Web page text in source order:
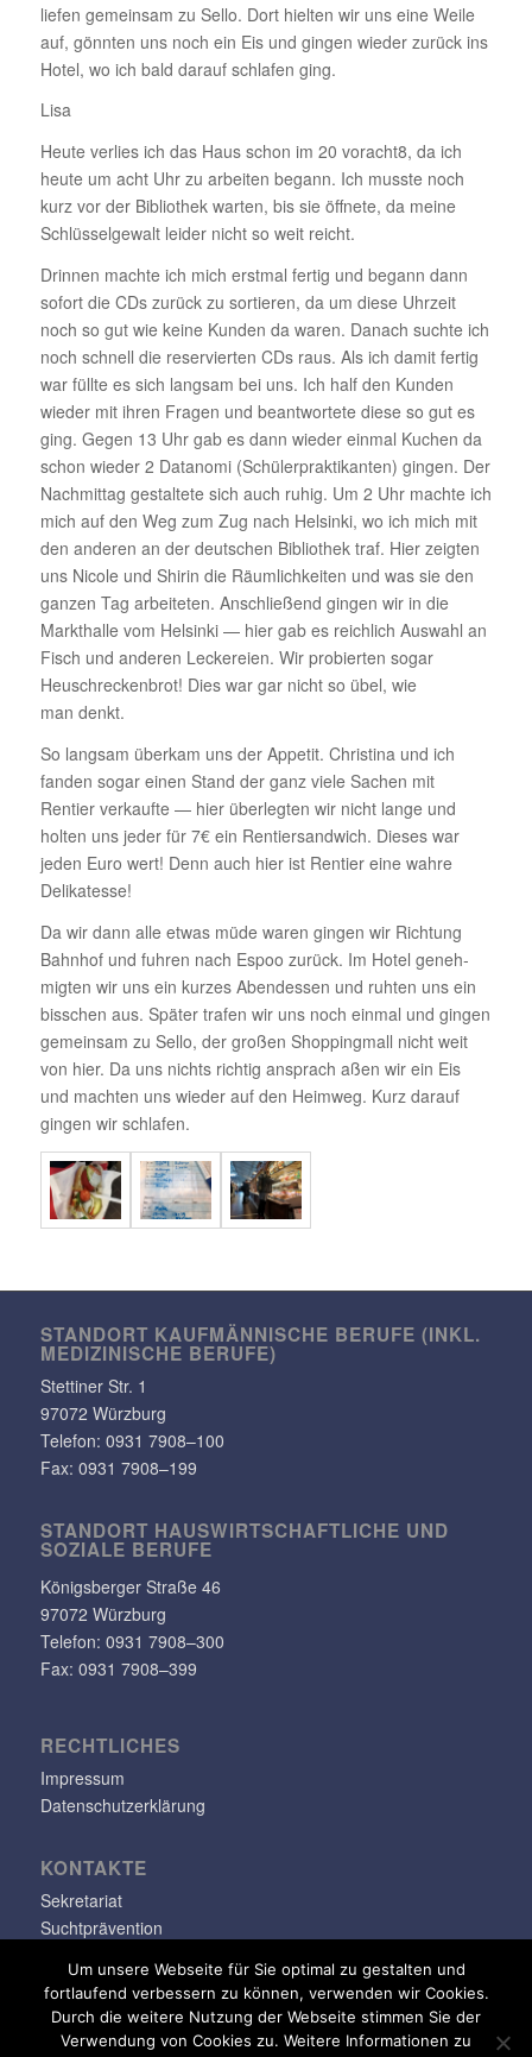
liefen gemeinsam zu Sello. Dort hielten wir uns eine Weile
auf, gönnten uns noch ein Eis und gingen wieder zurück ins
Hotel, wo ich bald darauf schlafen ging.
Lisa
Heute verlies ich das Haus schon im 20 voracht8, da ich
heute um acht Uhr zu arbeiten begann. Ich musste noch
kurz vor der Biblio­thek warten, bis sie öffnete, da meine
Schlüs­sel­ge­walt leider nicht so weit reicht.
Drinnen machte ich mich erstmal fertig und begann dann
sofort die CDs zurück zu sortieren, da um diese Uhrzeit
noch so gut wie keine Kunden da waren. Danach suchte ich
noch schnell die reser­vierten CDs raus. Als ich damit fertig
war füllte es sich langsam bei uns. Ich half den Kunden
wieder mit ihren Fragen und beant­wor­tete diese so gut es
ging. Gegen 13 Uhr gab es dann wieder einmal Kuchen da
schon wieder 2 Datanomi (Schü­ler­prak­ti­kanten) gingen. Der
Nach­mittag gestal­tete sich auch ruhig. Um 2 Uhr machte ich
mich auf den Weg zum Zug nach Helsinki, wo ich mich mit
den anderen an der deut­schen Biblio­thek traf. Hier zeigten
uns Nicole und Shirin die Räum­lich­keiten und was sie den
ganzen Tag arbei­teten. Anschlie­ßend gingen wir in die
Markt­halle vom Helsinki — hier gab es reich­lich Auswahl an
Fisch und anderen Lecke­reien. Wir probierten sogar
Heuschre­cken­brot! Dies war gar nicht so übel, wie
man denkt.
So langsam überkam uns der Appetit. Chris­tina und ich
fanden sogar einen Stand der ganz viele Sachen mit
Rentier verkaufte — hier über­legten wir nicht lange und
holten uns jeder für 7€ ein Rentier­sand­wich. Dieses war
jeden Euro wert! Denn auch hier ist Rentier eine wahre
Delikatesse!
Da wir dann alle etwas müde waren gingen wir Rich­tung
Bahnhof und fuhren nach Espoo zurück. Im Hotel geneh­
migten wir uns ein kurzes Abend­essen und ruhten uns ein
biss­chen aus. Später trafen wir uns noch einmal und gingen
gemeinsam zu Sello, der großen Shop­ping­mall nicht weit
von hier. Da uns nichts richtig ansprach aßen wir ein Eis
und machten uns wieder auf den Heimweg. Kurz darauf
gingen wir schlafen.
STANDORT KAUF­MÄN­NI­SCHE BERUFE (INKL.
MEDI­ZI­NI­SCHE BERUFE)
Stet­tiner Str. 1
97072 Würzburg
Telefon: 0931 7908–100
Fax: 0931 7908–199
STANDORT HAUS­WIRT­SCHAFT­LICHE UND
SOZIALE BERUFE
Königs­berger Straße 46
97072 Würzburg
Telefon: 0931 7908–300
Fax: 0931 7908–399
RECHT­LI­CHES
Impressum
Datenschutzerklärung
KONTAKTE
Sekretariat
Suchtprävention
info@klara-oppenheimer-schule.de
Um unsere Webseite für Sie optimal zu gestalten und
fortlaufend verbessern zu können, verwenden wir Cookies.
Durch die weitere Nutzung der Webseite stimmen Sie der
Verwendung von Cookies zu. Weitere Informationen zu